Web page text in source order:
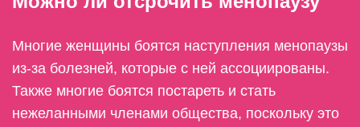
Многие женщины боятся наступления менопаузы
из-за болезней, которые с ней ассоциированы.
Также многие боятся постареть и стать
нежеланными членами общества, поскольку это